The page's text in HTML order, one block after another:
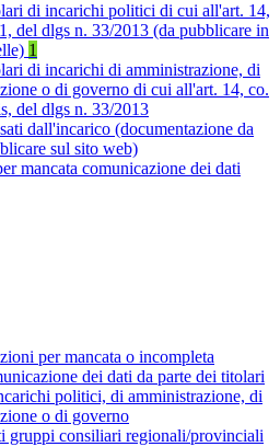
di incarichi politici di cui all'art. 14,
del dlgs n. 33/2013 (da pubblicare in
1
di incarichi di amministrazione, di
o di governo di cui all'art. 14, co.
del dlgs n. 33/2013
dall'incarico (documentazione da
sul sito web)
mancata comunicazione dei dati
per mancata o incompleta
dei dati da parte dei titolari
politici, di amministrazione, di
o di governo
gruppi consiliari regionali/provinciali